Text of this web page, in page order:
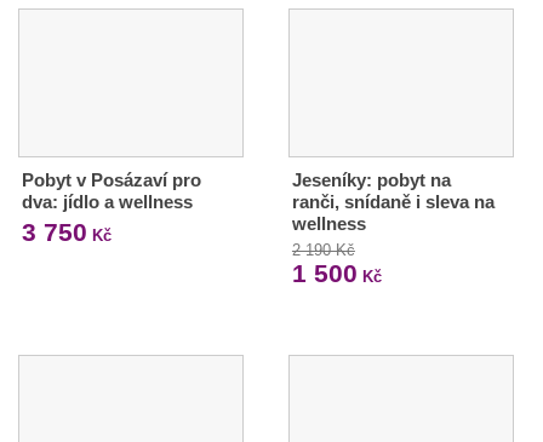
Pobyt v Posázaví pro
dva: jídlo a wellness
3 750 Kč
Jeseníky: pobyt na
ranči, snídaně i sleva na
wellness
2 190 Kč
1 500 Kč